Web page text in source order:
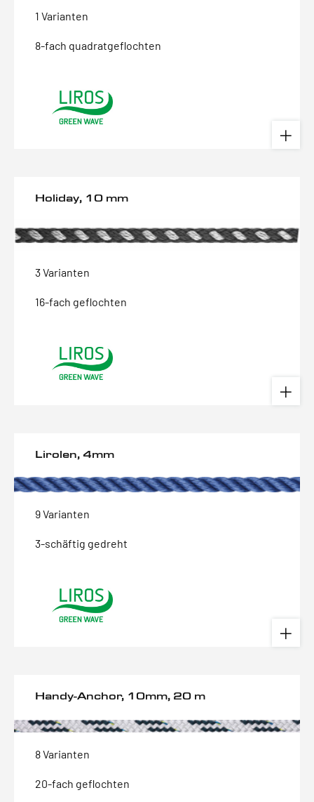
1 Varianten
8-fach quadratgeflochten
Holiday, 10 mm
3 Varianten
16-fach geflochten
Lirolen, 4mm
9 Varianten
3-schäftig gedreht
Handy-Anchor, 10mm, 20 m
8 Varianten
20-fach geflochten